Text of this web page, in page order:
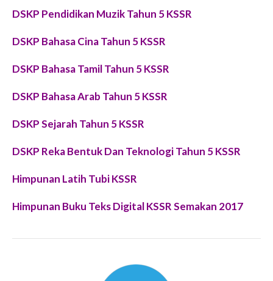
DSKP Pendidikan Muzik Tahun 5 KSSR
DSKP Bahasa Cina Tahun 5 KSSR
DSKP Bahasa Tamil Tahun 5 KSSR
DSKP Bahasa Arab Tahun 5 KSSR
DSKP Sejarah Tahun 5 KSSR
DSKP Reka Bentuk Dan Teknologi Tahun 5 KSSR
Himpunan Latih Tubi KSSR
Himpunan Buku Teks Digital KSSR Semakan 2017